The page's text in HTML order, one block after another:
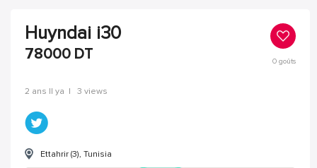
Huyndai i30
78000 DT 0goûts
2 ans Il ya | 3 views
Ettahrir (3), Tunisia